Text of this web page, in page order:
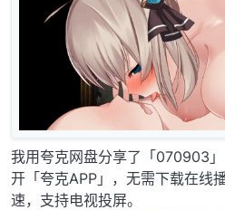
我用夸克网盘分享了「070903
开「夸克APP」，无需下载在线
速，支持电视投屏。